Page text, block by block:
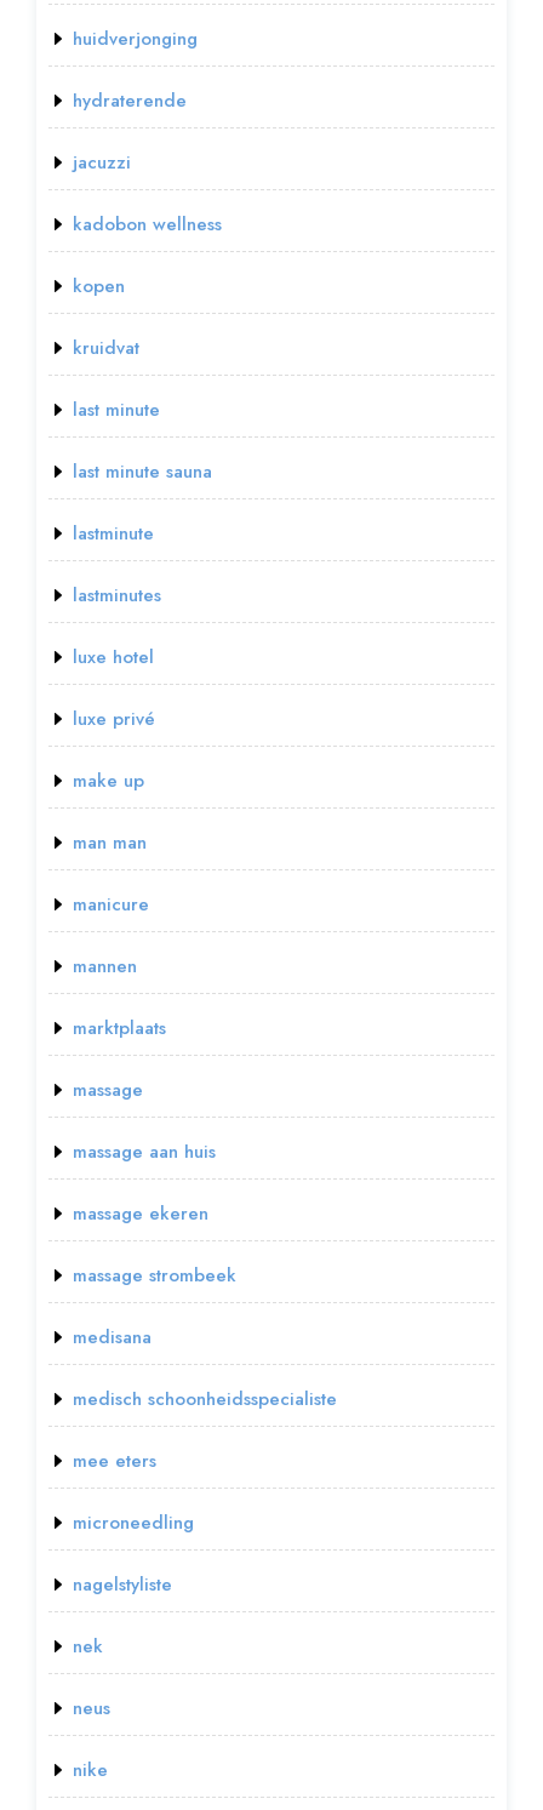
huidverjonging
hydraterende
jacuzzi
kadobon wellness
kopen
kruidvat
last minute
last minute sauna
lastminute
lastminutes
luxe hotel
luxe privé
make up
man man
manicure
mannen
marktplaats
massage
massage aan huis
massage ekeren
massage strombeek
medisana
medisch schoonheidsspecialiste
mee eters
microneedling
nagelstyliste
nek
neus
nike